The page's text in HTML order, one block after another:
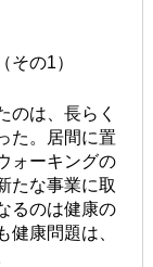
その1）
は、長らく
た。居間に置
ォーキングの
たな事業に取
るのは健康の
健康問題は、